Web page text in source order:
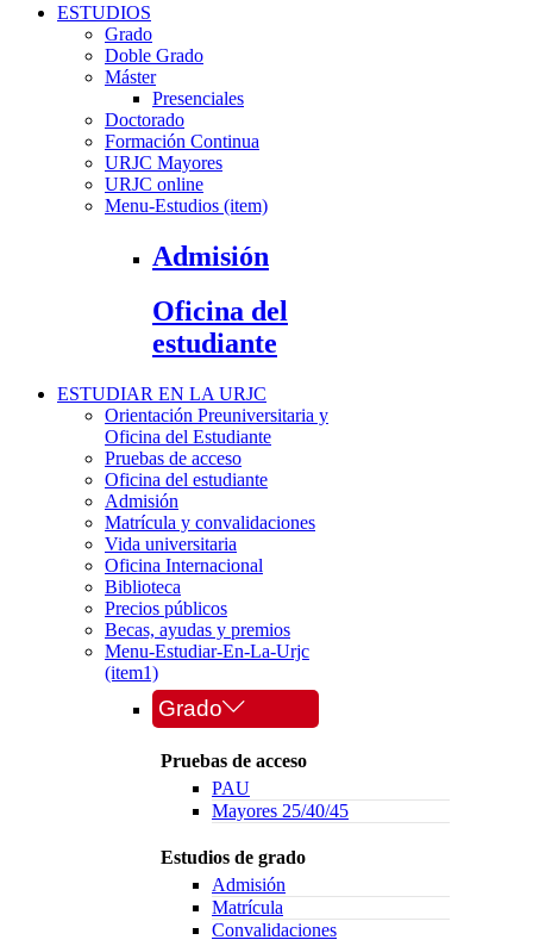
ESTUDIOS
Grado
Doble Grado
Máster
Presenciales
Doctorado
Formación Continua
URJC Mayores
URJC online
Menu-Estudios (item)
Admisión
Oficina del
estudiante
ESTUDIAR EN LA URJC
Orientación Preuniversitaria y
Oficina del Estudiante
Pruebas de acceso
Oficina del estudiante
Admisión
Matrícula y convalidaciones
Vida universitaria
Oficina Internacional
Biblioteca
Precios públicos
Becas, ayudas y premios
Menu-Estudiar-En-La-Urjc
(item1)
Grado
Pruebas de acceso
PAU
Mayores 25/40/45
Estudios de grado
Admisión
Matrícula
Convalidaciones